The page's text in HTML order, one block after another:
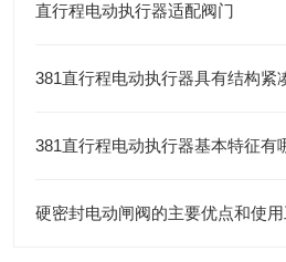
直行程电动执行器适配阀门
381直行程电动执行器具有结构紧
381直行程电动执行器基本特征有
硬密封电动闸阀的主要优点和使